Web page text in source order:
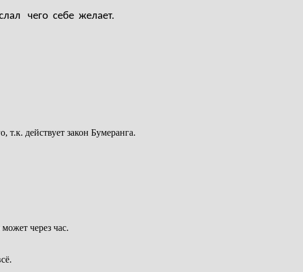
чего себе желает.
действует закон Бумеранга.
через час.